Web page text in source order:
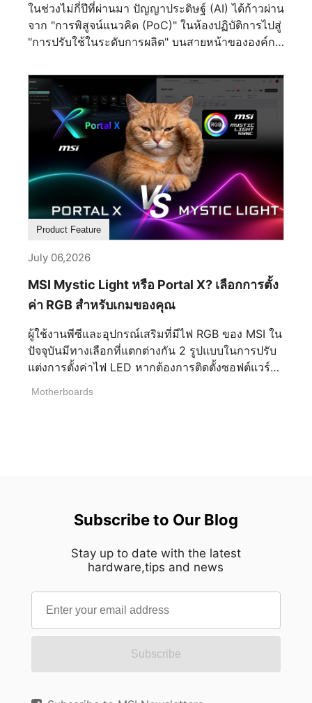
คลาสสิกไปจนถึงการออกแบบอุตสาหกรรมสมัยใหม่
สายตามนุษย์มักจะดึงดูดเข้าหาองค์ประกอบที่มีความ
สมดุลโดยสัญชาตญาณ MEG MAESTRO 900R นำ
กลาง สร้างแกนกลางทางสายตาที่ชัดเจนซึ่งกำหนด
ทิศทางของตัวเคสทั้งหมด ทุกองค์ประกอบถูกจัดวาง
รอบโครงสร้างส่วนกลางนี้ ทำให้ทั้งสองด้านแผ่ขยาย
ออกด้วยความแม่นยำราวกระจกเงา พร้อมทั้งสร้าง
ความรู้สึกสงบและกลมกลืนจากทุกมุมมอง ความ
สมมาตรนี้เป็นมากกว่าแค่ทางเลือกด้านความงาม
ด้วยการตัดสิ่งรบกวนทางสายตาที่ไม่จำเป็นออกไป
การออกแบบจึงนำพาความสนใจไปสู่งานฝีมืออย่าง
เป็นธรรมชาติ เปิดโอกาสให้ทุกๆ รายละเอียดปรากฏ
เด่นชัดด้วยความคมชัดน่าทึ่ง แทนที่จะทำให้รู้สึก
อึดอัด ตัวเคสกลับสร้างความรู้สึกมั่นใจที่เปี่ยมด้วย
ความเงียบสงบ นี่คือความสมดุลที่ได้รับการขัดเกลา
ขั้นตอน การบรรลุความเรียบง่ายเช่นนี้จำเป็นต้อง
อาศัยความซับซ้อนเบื้องหลังที่ไม่ง่าย แผงตกแต่ง
MAESTRO 900R ต้องผ่านกระบวนการผลิตที่ควบคุม
อย่างพิถีพิถันถึงเก้าขั้นตอนก่อนที่จะออกมาเป็นรูปทรง
สมบูรณ์ แต่ละขั้นตอนต่อยอดจากขั้นตอนก่อนหน้า
ช่วยให้ความแม่นยำสะสมเพิ่มขึ้นทีละน้อย แทนที่จะ
เงารอบสอง ซึ่งช่วยกำจัดความไม่สมบูรณ์แบบระดับ
ตกแต่งขั้นสุดท้ายจึงจะเริ่มต้นขึ้น ชั้นสีอบและสาร
เคลือบผิวป้องกันช่วยสร้างความลึก ความทนทาน
และเอกลักษณ์ทางสายตา ในขณะที่การตกแต่งแบบ
เงาสูงจะควบคุมวิธีที่แสงทำปฏิกิริยากับพื้นผิว
ก่อนที่การสกรีนลาย (Silk-screen printing) จะทำให้
ในช่วงไม่กี่ปีที่ผ่านมา ปัญญาประดิษฐ์ (AI) ได้ก้าวผ่าน
จาก "การพิสูจน์แนวคิด (PoC)" ในห้องปฏิบัติการไปสู่
"การปรับใช้ในระดับการผลิต" บนสายหน้าขององค์กร
ดิจิทัลทวิน การวินิจฉัยทางการแพทย์ หรือตัวแทน AI
ส่วนตัวระดับองค์กร ปัญญาประดิษฐ์ก็ผสานเข้ากับการ
ดำเนินงานประจำวันได้อย่างราบรื่นด้วยความเร็วที่ไม่
เคยมีมาก่อน อย่างไรก็ตาม ในขณะที่องค์กรต่างก็
เตรียมพร้อมสำหรับการนำ AI มาใช้งานในระดับ
ขนาดใหญ่ ผู้จัดการโครงสร้างพื้นฐานด้านไอทีก็ต้อง
เผชิญกับความท้าทายที่เป็นจริงและเกี่ยวข้องกับปัญหา
ทางปฏิบัติอย่างยิ่ง: "เราได้เครื่องมือคอมพิวเตอร์ AI ที่
ทรงพลังที่สุดแล้ว แต่เราจะใส่ไว้ที่ไหน? เราจะทำ
อย่างไรให้มันผสานเข้ากับห้องเซิร์ฟเวอร์ไอทีที่มีอยู่
ของเราได้อย่างปลอดภัยและมีประสิทธิภาพ?" เพื่อ
เชื่อมช่องว่างสุดท้ายในการปรับใช้งาน Edge AI
โซลูชั่น MSI EdgeXpert AI Supercomputer ได้
ประกาศอย่างเป็นทางการว่าสนับสนุนโซลูชั่นแบบแร็ค
เมาท์ที่พัฒนาโดย Racknex, ผู้เชี่ยวชาญด้านการติด
ตั้งแร็คระดับพรีเมียมชาวออสเตรีย การทำงานร่วมกัน
นี้ช่วยให้ฮาร์ดแวร์ AI ระดับขอบที่มีประสิทธิภาพสูง
สามารถเข้ากับแร็คเซิร์ฟเวอร์มาตรฐานขนาด 19 นิ้ว
ได้อย่างสมบูรณ์แบบ ทำให้องค์กรสามารถสร้าง
โครงสร้างพื้นฐาน AI รุ่นต่อไปที่มีความยืดหยุ่นและ
Product Feature
July 06,2026
MSI Mystic Light หรือ Portal X? เลือกการตั้ง
ค่า RGB สำหรับเกมของคุณ
ผู้ใช้งานพีซีและอุปกรณ์เสริมที่มีไฟ RGB ของ MSI ใน
ปัจจุบันมีทางเลือกที่แตกต่างกัน 2 รูปแบบในการปรับ
แต่งการตั้งค่าไฟ LED หากต้องการติดตั้งซอฟต์แวร์
แต่งค่าเสร็จสิ้น ซึ่งทำให้ Portal X เหมาะอย่างยิ่ง
และตั้งค่าครั้งเดียวจบ ปัญหาที่แท้จริงคือการใช้เครื่อง
มือผิดประเภท ไฟ RGB กลายมาเป็นฟีเจอร์มาตรฐาน
สายประกอบ และผู้ที่ชื่นชอบฮาร์ดแวร์ มักจะสะท้อน
Motherboards
Subscribe to Our Blog
Stay up to date with the latest
hardware,tips and news
Subscribe